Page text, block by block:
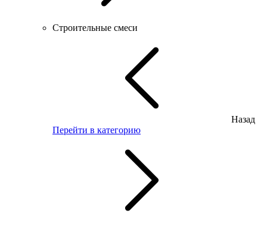
Строительные смеси
Назад
Перейти в категорию